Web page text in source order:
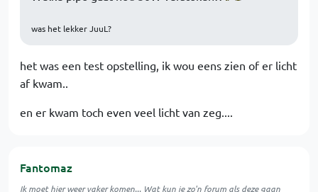
was het lekker JuuL?
het was een test opstelling, ik wou eens zien of er licht
af kwam..
en er kwam toch even veel licht van zeg....
Fantomaz
Ik moet hier weer vaker komen... Wat kun je zo'n forum als deze gaan